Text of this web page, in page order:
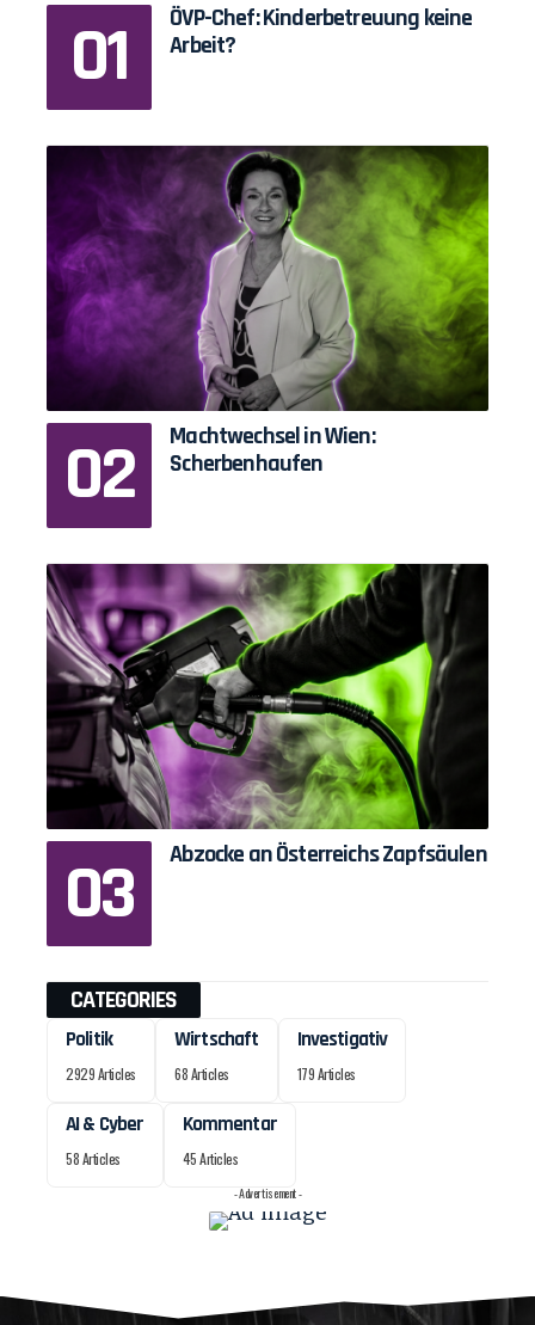
ÖVP-Chef: Kinderbetreuung keine
Arbeit?
Machtwechsel in Wien:
Scherbenhaufen
Abzocke an Österreichs Zapfsäulen
CATEGORIES
Politik
2929 Articles
Wirtschaft
68 Articles
Investigativ
179 Articles
AI & Cyber
58 Articles
Kommentar
45 Articles
- Advertisement -